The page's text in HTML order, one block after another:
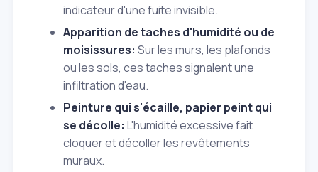
indicateur d'une fuite invisible.
Apparition de taches d'humidité ou de
moisissures: Sur les murs, les plafonds
ou les sols, ces taches signalent une
infiltration d'eau.
Peinture qui s'écaille, papier peint qui
se décolle: L'humidité excessive fait
cloquer et décoller les revêtements
muraux.